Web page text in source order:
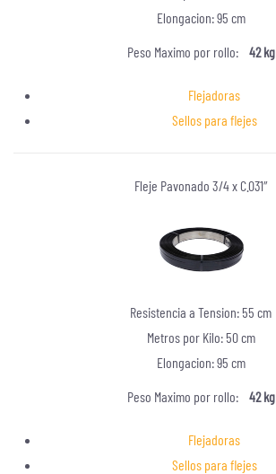
Elongacion: 95 cm
Peso Maximo por rollo:
42 kg
Flejadoras
Sellos para flejes
Fleje Pavonado 3/4 x C.031″
Resistencia a Tension: 55 cm
Metros por Kilo: 50 cm
Elongacion: 95 cm
Peso Maximo por rollo:
42 kg
Flejadoras
Sellos para flejes